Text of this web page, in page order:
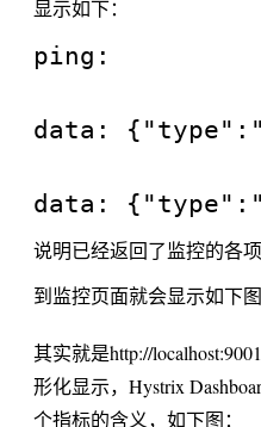
显示如下：
ping:
data:
说明已经返回了监控的各
到监控页面就会显示如下图
其实就是http://
形化显示，Hystrix
个指标的含义，如下图：